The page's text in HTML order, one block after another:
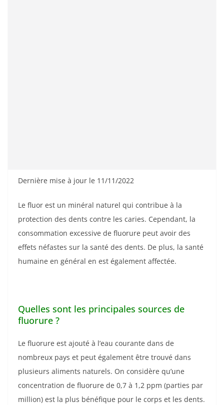
Dernière mise à jour le 11/11/2022
Le fluor est un minéral naturel qui contribue à la
protection des dents contre les caries. Cependant, la
consommation excessive de fluorure peut avoir des
effets néfastes sur la santé des dents. De plus, la santé
humaine en général en est également affectée.
Quelles sont les principales sources de
fluorure ?
Le fluorure est ajouté à l’eau courante dans de
nombreux pays et peut également être trouvé dans
plusieurs aliments naturels. On considère qu’une
concentration de fluorure de 0,7 à 1,2 ppm (parties par
million) est la plus bénéfique pour le corps et les dents.